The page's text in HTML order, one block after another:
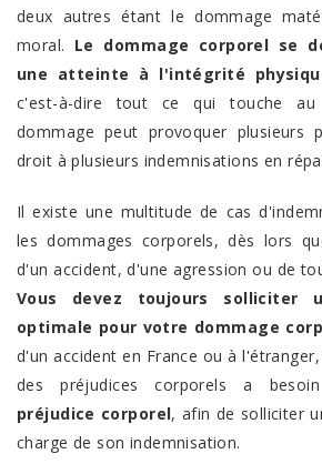
deux autres étant le dommage
moral. Le dommage corporel se
une atteinte à l'intégrité
c'est-à-dire tout ce qui touche au
dommage peut provoquer plusieurs
droit à plusieurs indemnisations en
Il existe une multitude de cas
les dommages corporels, dès lors
d'un accident, d'une agression ou de
Vous devez toujours solliciter
optimale pour votre dommage
d'un accident en France ou à
des préjudices corporels a
préjudice corporel, afin de solliciter
charge de son indemnisation.